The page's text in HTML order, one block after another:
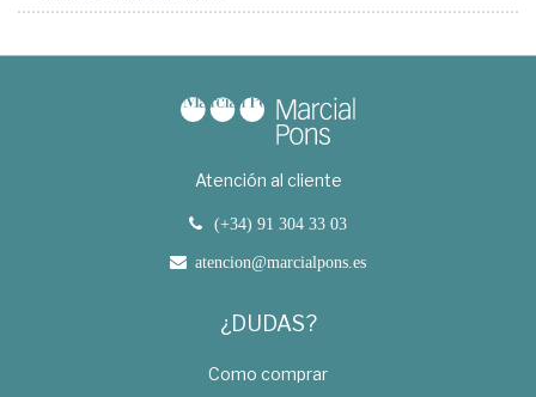
Atención al cliente
(+34) 91 304 33 03
atencion@marcialpons.es
¿DUDAS?
Como comprar